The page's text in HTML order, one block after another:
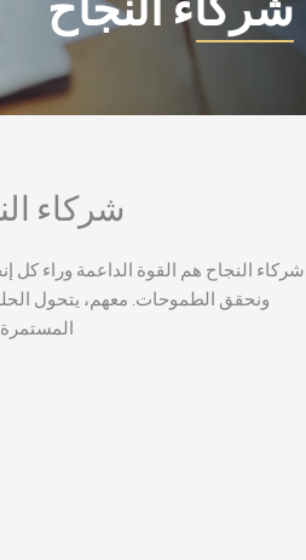
شركاء
النجاح هم القوة الداعمة وراء كل
ونحقق الطموحات. معهم، يتحول
المستمرة.